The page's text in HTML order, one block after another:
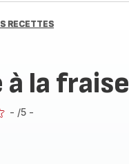
RECETTES
à la fraise
- /5 -